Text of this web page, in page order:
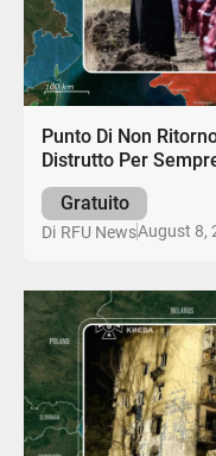
Punto Di Non
Distrutto Per
Gratuito
Di RFU NewsAugust 8,